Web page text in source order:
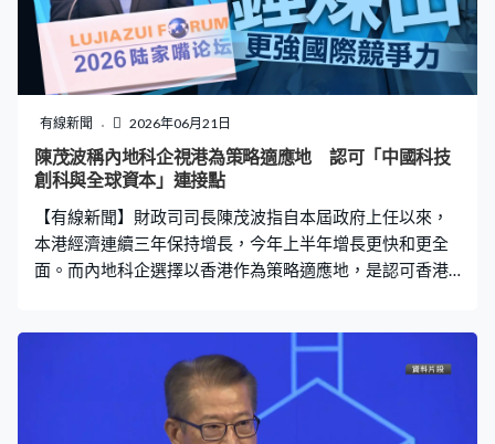
有線新聞 2026年06月21日
陳茂波稱內地科企視港為策略適應地 認可「中國科技
創科與全球資本」連接點
【有線新聞】財政司司長陳茂波指自本屆政府上任以來，
本港經濟連續三年保持增長，今年上半年增長更快和更全
面。而內地科企選擇以香港作為策略適應地，是認可香港
訪多間企業，涵蓋人工智能、半導體、生物科技和低空經
濟等。他稱有管理人表示希望發展成為跨國企業，不少選
擇以香港為策略適應地是對香港作為「中國科技創新與全
球資本」連接點的認可。 陳茂波指，當愈來愈多硬科技企